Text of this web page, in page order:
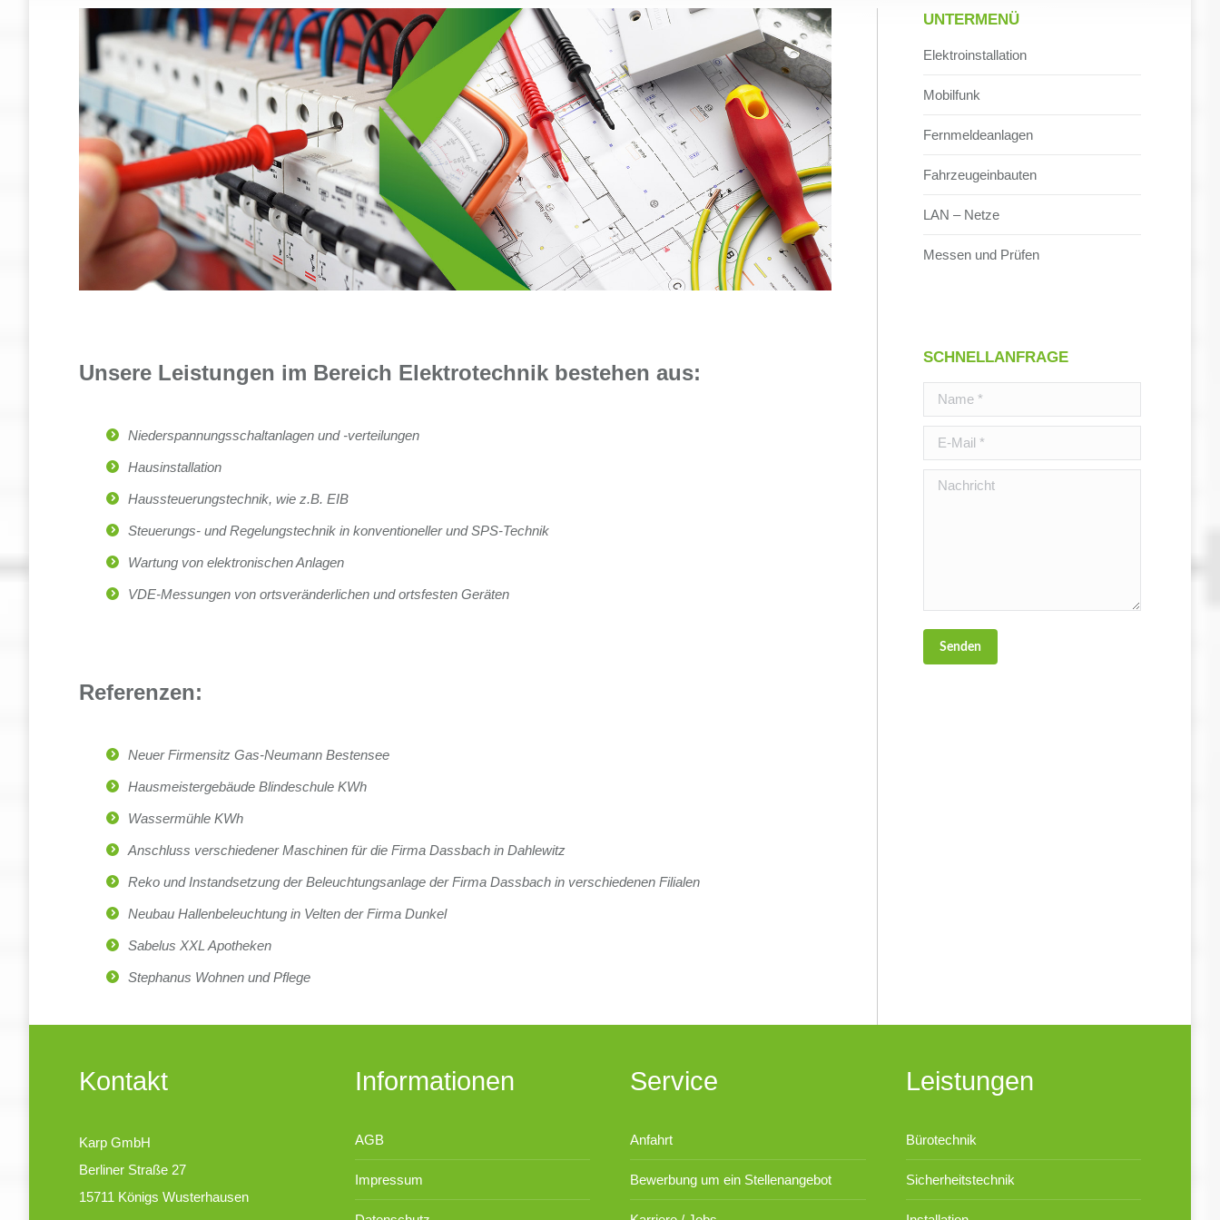
Unsere Leistungen im Bereich Elektrotechnik bestehen aus:
Niederspannungsschaltanlagen und -verteilungen
Hausinstallation
Haussteuerungstechnik, wie z.B. EIB
Steuerungs- und Regelungstechnik in konventioneller und SPS-Technik
Wartung von elektronischen Anlagen
VDE-Messungen von ortsveränderlichen und ortsfesten Geräten
Referenzen:
Neuer Firmensitz Gas-Neumann Bestensee
Hausmeistergebäude Blindeschule KWh
Wassermühle KWh
Anschluss verschiedener Maschinen für die Firma Dassbach in Dahlewitz
Reko und Instandsetzung der Beleuchtungsanlage der Firma Dassbach in verschiedenen Filialen
Neubau Hallenbeleuchtung in Velten der Firma Dunkel
Sabelus XXL Apotheken
Stephanus Wohnen und Pflege
UNTERMENÜ
Elektroinstallation
Mobilfunk
Fernmeldeanlagen
Fahrzeugeinbauten
LAN – Netze
Messen und Prüfen
SCHNELLANFRAGE
Name *
E-Mail *
Nachricht
Senden
Kontakt
Karp GmbH
Berliner Straße 27
15711 Königs Wusterhausen
Informationen
AGB
Impressum
Service
Anfahrt
Bewerbung um ein Stellenangebot
Leistungen
Bürotechnik
Sicherheitstechnik